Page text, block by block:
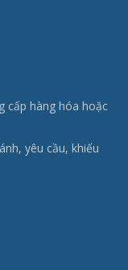
cấp hàng hóa hoặc
yêu cầu, khiếu